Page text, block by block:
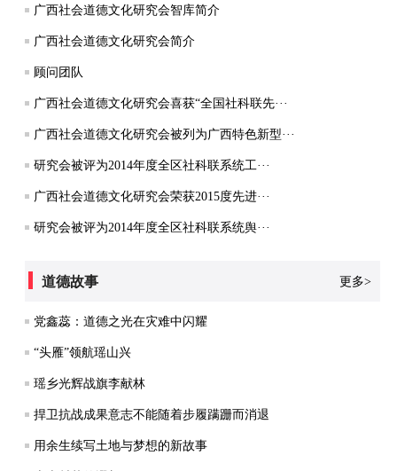
广西社会道德文化研究会智库简介
广西社会道德文化研究会简介
顾问团队
广西社会道德文化研究会喜获“全国社科联先···
广西社会道德文化研究会被列为广西特色新型···
研究会被评为2014年度全区社科联系统工···
广西社会道德文化研究会荣获2015度先进···
研究会被评为2014年度全区社科联系统舆···
道德故事 更多>
党鑫蕊：道德之光在灾难中闪耀
“头雁”领航瑶山兴
瑶乡光辉战旗李献林
捍卫抗战成果意志不能随着步履蹒跚而消退
用余生续写土地与梦想的新故事